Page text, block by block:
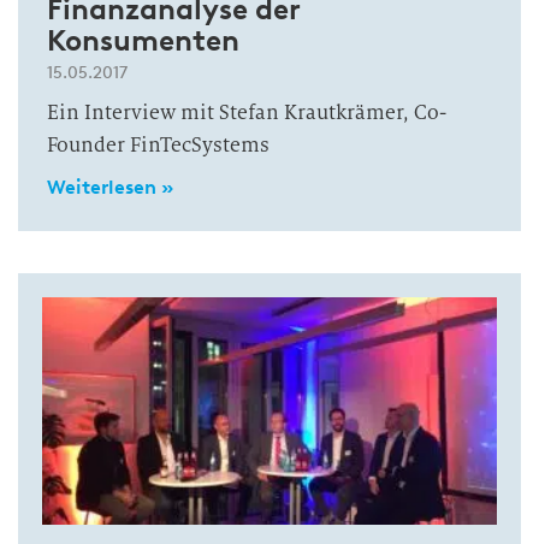
Finanzanalyse der
Konsumenten
15.05.2017
Ein Interview mit Stefan Krautkrämer, Co-
Founder FinTecSystems
Weiterlesen »